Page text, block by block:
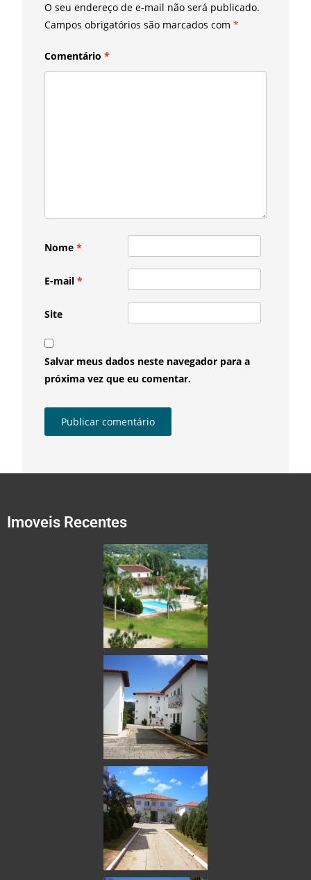
O seu endereço de e-mail não será publicado.
Campos obrigatórios são marcados com *
Comentário *
Nome *
E-mail *
Site
Salvar meus dados neste navegador para a
próxima vez que eu comentar.
Imoveis Recentes